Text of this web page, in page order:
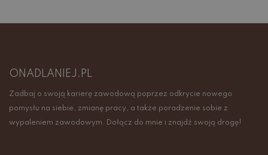
ONADLANIEJ.PL
Zadbaj o swoją karierę zawodową poprzez odkrycie nowego
pomysłu na siebie, zmianę pracy, a także poradzenie sobie z
wypaleniem zawodowym. Dołącz do mnie i znajdź swoją drogę!